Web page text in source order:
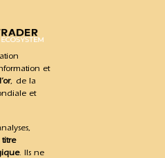
et
, de la
et
titre
. Ils ne